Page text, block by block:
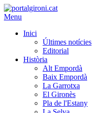
Menu
Inici
Últimes notícies
Editorial
Història
Alt Empordà
Baix Empordà
La Garrotxa
El Gironès
Pla de l'Estany